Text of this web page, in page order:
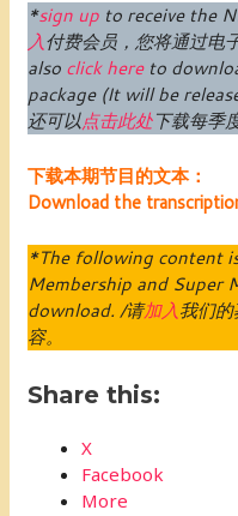
*sign up to receive the
入付费会员 ，您将通过电
also click hereto
package (It will be
还可以点击此处下载每季
下载本期节目的文本：
Download the
*The following content
Membership and Super
download. /请加入我们
容。
Share this:
X
Facebook
More